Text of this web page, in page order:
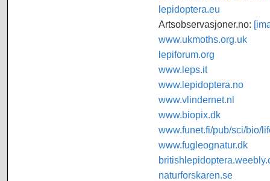
lepidoptera.eu
Artsobservasjoner.no:
www.ukmoths.org.uk
lepiforum.org
www.leps.it
www.lepidoptera.no
www.vlindernet.nl
www.biopix.dk
www.funet.fi/pub/sci/bio/
www.fugleognatur.dk
naturforskaren.se